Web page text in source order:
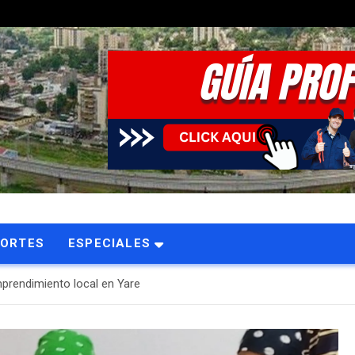
ESPECIALES
local en Yare